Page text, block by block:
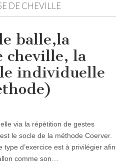
DE CHEVILLE
balle,la
cheville, la
individuelle
via la répétition de gestes
le socle de la méthode Coerver.
d’exercice est à privilégier afin
comme son…